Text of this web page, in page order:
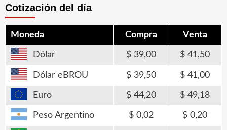
Cotización del día
Moneda Compra Venta
Dólar 39,00 41,50
Dólar eBROU 39,50 41,00
Euro 44,20 49,18
Peso Argentino 0,02 0,20